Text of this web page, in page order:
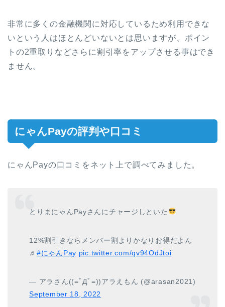
非常に多くの金融機関に対応しているため利用できな
いという人はほとんどいないとは思いますが、ポイン
トの2重取りなどさらに割引率をアップさせる事はでき
ません。
にゃんPayの評判や口コミ
にゃんPayの口コミをネット上で調べてみました。
とりまにゃんPayさんにチャージしといた
12%割引きならメンバー割よりかなりお得だよん
♬ #にゃんPay pic.twitter.com/qv94OdJtoi
— アラさん((=ﾟДﾟ=))アラえもん (@arasan2021)
September 18, 2022